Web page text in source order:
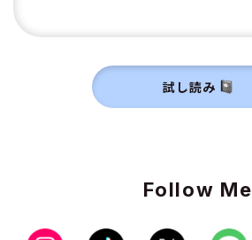
試し読み
Follow Me